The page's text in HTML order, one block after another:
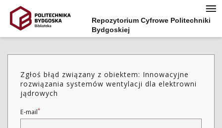
Repozytorium Cyfrowe Politechniki
Bydgoskiej
Zgłoś błąd związany z obiektem: Innowacyjne
rozwiązania systemów wentylacji dla elektrowni
jądrowych
E-mail*